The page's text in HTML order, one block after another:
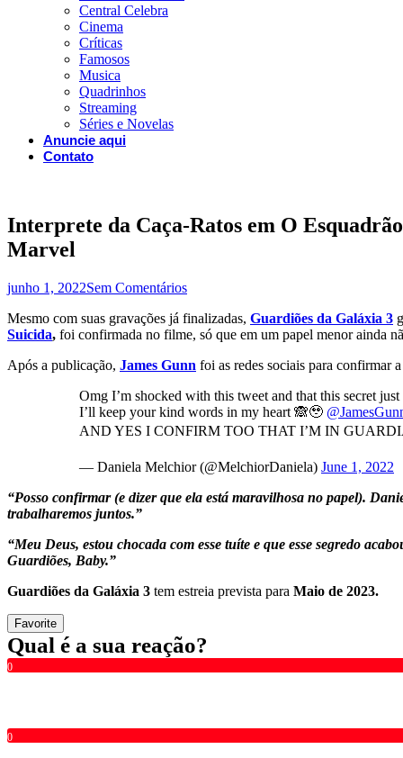
Central Celebra
Cinema
Críticas
Famosos
Musica
Quadrinhos
Streaming
Séries e Novelas
Anuncie aqui
Contato
Interprete da Caça-Ratos em O
Marvel
junho 1, 2022Sem Comentários
Mesmo com suas gravações já finalizadas, Guardiões da Galáxia 3
Suicida, foi confirmada no filme, só que em um papel menor ainda
Após a publicação, James Gunn foi as redes sociais para confirmar
Omg I’m shocked with this tweet and that this secret
I’ll keep your kind words in my heart 🙈🥹
AND YES I CONFIRM TOO THAT I’M IN
— Daniela Melchior (@MelchiorDaniela) June 1, 2022
“Posso confirmar (e dizer que ela está maravilhosa no papel).
trabalharemos juntos.”
“Meu Deus, estou chocada com esse tuíte e que esse segredo
Guardiões, Baby.”
Guardiões da Galáxia 3 tem estreia prevista para Maio de 2023.
Favorite
Qual é a sua reação?
0
0